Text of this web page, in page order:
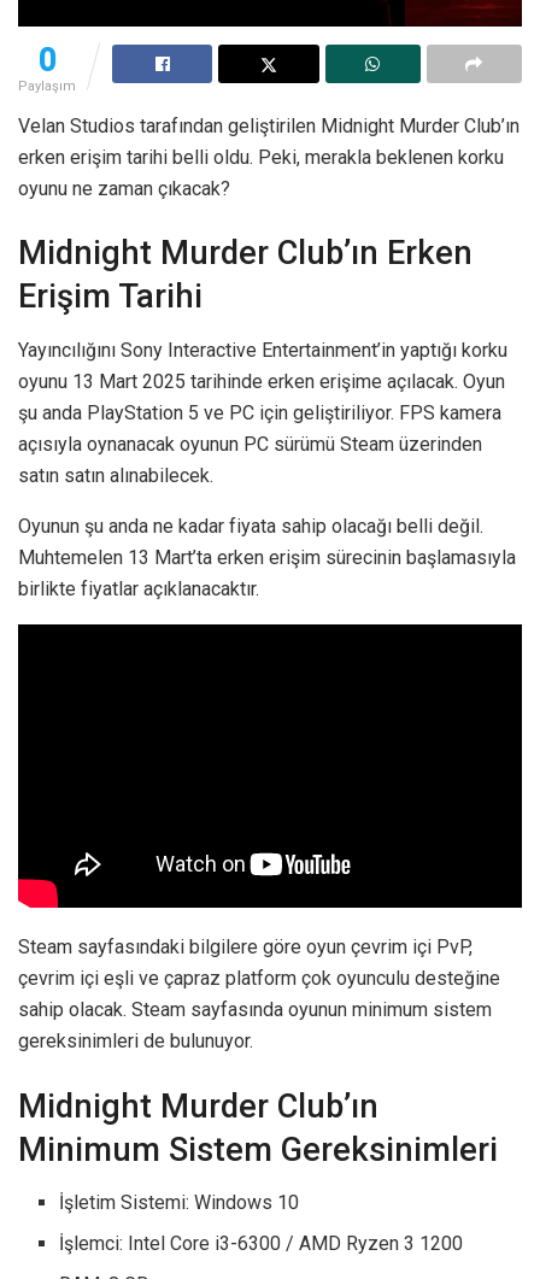
0
Paylaşım
Velan Studios tarafından geliştirilen Midnight Murder Club’ın
erken erişim tarihi belli oldu. Peki, merakla beklenen korku
oyunu ne zaman çıkacak?
Midnight Murder Club’ın Erken
Erişim Tarihi
Yayıncılığını Sony Interactive Entertainment’in yaptığı korku
oyunu 13 Mart 2025 tarihinde erken erişime açılacak. Oyun
şu anda PlayStation 5 ve PC için geliştiriliyor. FPS kamera
açısıyla oynanacak oyunun PC sürümü Steam üzerinden
satın satın alınabilecek.
Oyunun şu anda ne kadar fiyata sahip olacağı belli değil.
Muhtemelen 13 Mart’ta erken erişim sürecinin başlamasıyla
birlikte fiyatlar açıklanacaktır.
Steam sayfasındaki bilgilere göre oyun çevrim içi PvP,
çevrim içi eşli ve çapraz platform çok oyunculu desteğine
sahip olacak. Steam sayfasında oyunun minimum sistem
gereksinimleri de bulunuyor.
Midnight Murder Club’ın
Minimum Sistem Gereksinimleri
İşletim Sistemi: Windows 10
İşlemci: Intel Core i3-6300 / AMD Ryzen 3 1200